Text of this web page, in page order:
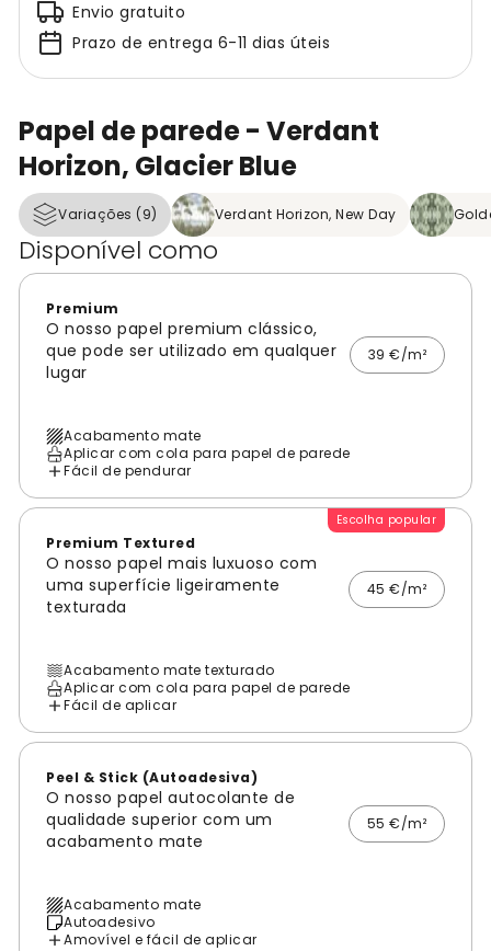
Papel de parede - Verdant
Horizon, Glacier Blue
Variações (9) Verdant Horizon, New Day
Disponível como
Premium
O nosso papel premium clássico,
que pode ser utilizado em qualquer
lugar
39 €/m²
Acabamento mate
Aplicar com cola para papel de parede
Fácil de pendurar
Escolha popular
Premium Textured
O nosso papel mais luxuoso com
uma superfície ligeiramente
texturada
45 €/m²
Acabamento mate texturado
Aplicar com cola para papel de parede
Fácil de aplicar
Peel & Stick (Autoadesiva)
O nosso papel autocolante de
qualidade superior com um
acabamento mate
55 €/m²
Acabamento mate
Autoadesivo
Amovível e fácil de aplicar
Envio gratuito
Prazo de entrega 6-11 dias úteis